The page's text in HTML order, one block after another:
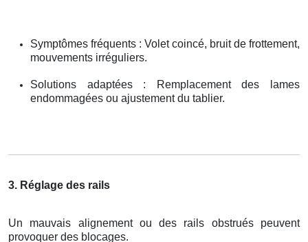
Symptômes fréquents : Volet coincé, bruit de frottement,
mouvements irréguliers.
Solutions adaptées : Remplacement des lames
endommagées ou ajustement du tablier.
3. Réglage des rails
Un mauvais alignement ou des rails obstrués peuvent
provoquer des blocages.